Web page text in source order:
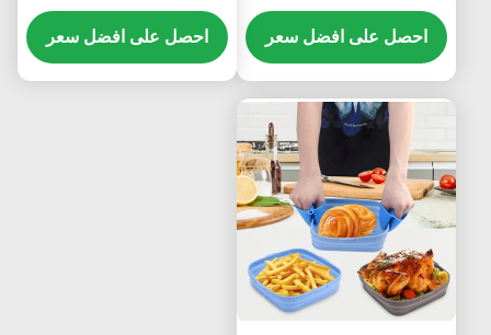
ومضادة للانزلاق متينة
احصل على افضل سعر
ومضادة للانزلاق
احصل على افضل سعر